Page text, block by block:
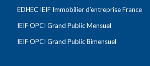
EDHEC IEIF Immobilier d’entreprise France
IEIF OPCI Grand Public Mensuel
IEIF OPCI Grand Public Bimensuel